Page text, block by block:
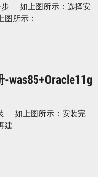
步 如上图所示：选择安
所示：
was85+Oracle11g
如上图所示：安装完
建